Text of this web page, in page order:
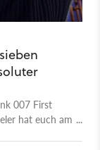
007 First
hat euch am